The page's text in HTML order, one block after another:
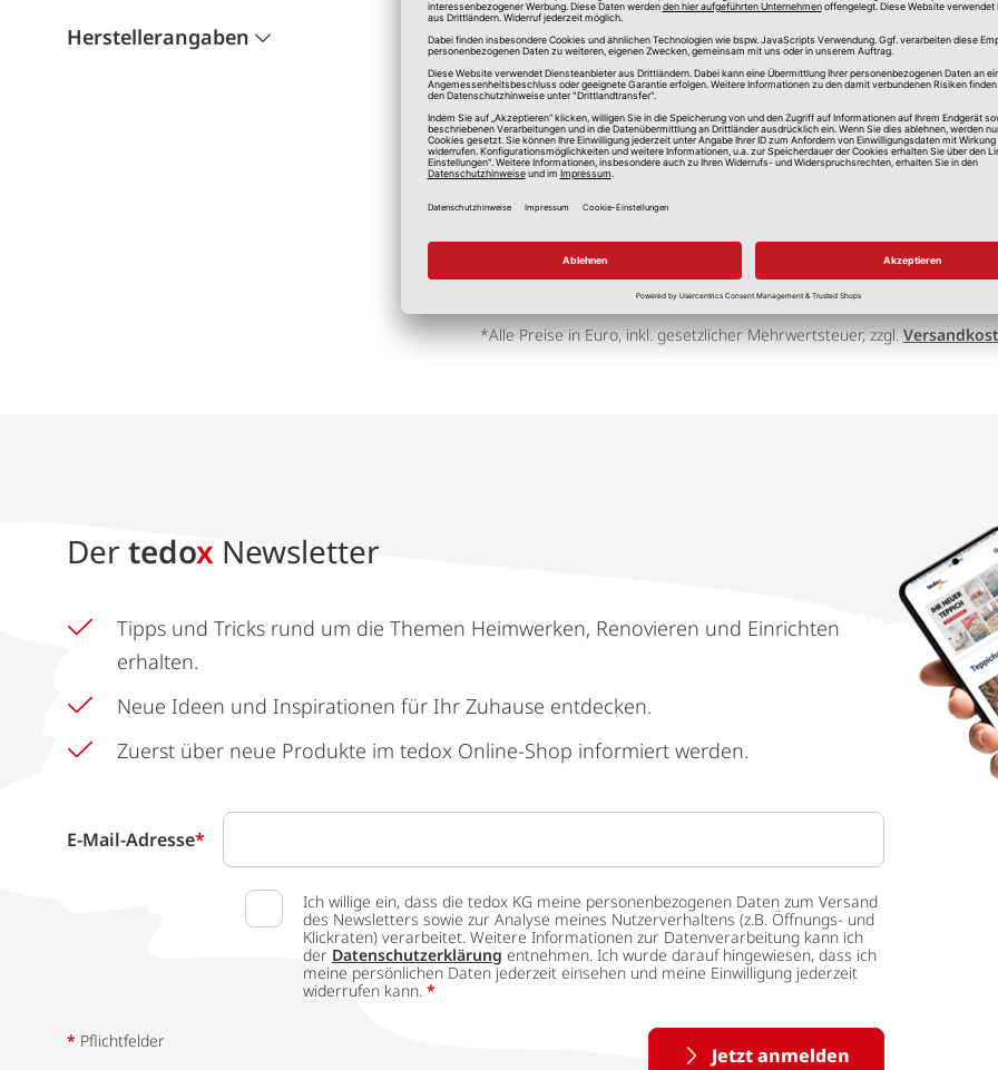
Herstellerangaben
*Alle Preise in Euro, inkl. gesetzlicher Mehrwertsteuer, zzgl.
Der tedox Newsletter
Tipps und Tricks rund um die Themen Heimwerken, Renovieren und Einrichten
erhalten.
Neue Ideen und Inspirationen für Ihr Zuhause entdecken.
Zuerst über neue Produkte im tedox Online-Shop informiert werden.
E-Mail-Adresse*
Ich willige ein, dass die tedox KG meine personenbezogenen Daten zum Versand
des Newsletters sowie zur Analyse meines Nutzerverhaltens (z.B. Öffnungs- und
Klickraten) verarbeitet. Weitere Informationen zur Datenverarbeitung kann ich
der Datenschutzerklärung entnehmen. Ich wurde darauf hingewiesen, dass ich
meine persönlichen Daten jederzeit einsehen und meine Einwilligung jederzeit
widerrufen kann. *
Jetzt anmelden
* Pflichtfelder